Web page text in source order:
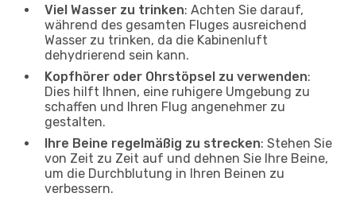
Viel Wasser zu trinken: Achten Sie darauf,
während des gesamten Fluges ausreichend
Wasser zu trinken, da die Kabinenluft
dehydrierend sein kann.
Kopfhörer oder Ohrstöpsel zu verwenden:
Dies hilft Ihnen, eine ruhigere Umgebung zu
schaffen und Ihren Flug angenehmer zu
gestalten.
Ihre Beine regelmäßig zu strecken: Stehen Sie
von Zeit zu Zeit auf und dehnen Sie Ihre Beine,
um die Durchblutung in Ihren Beinen zu
verbessern.